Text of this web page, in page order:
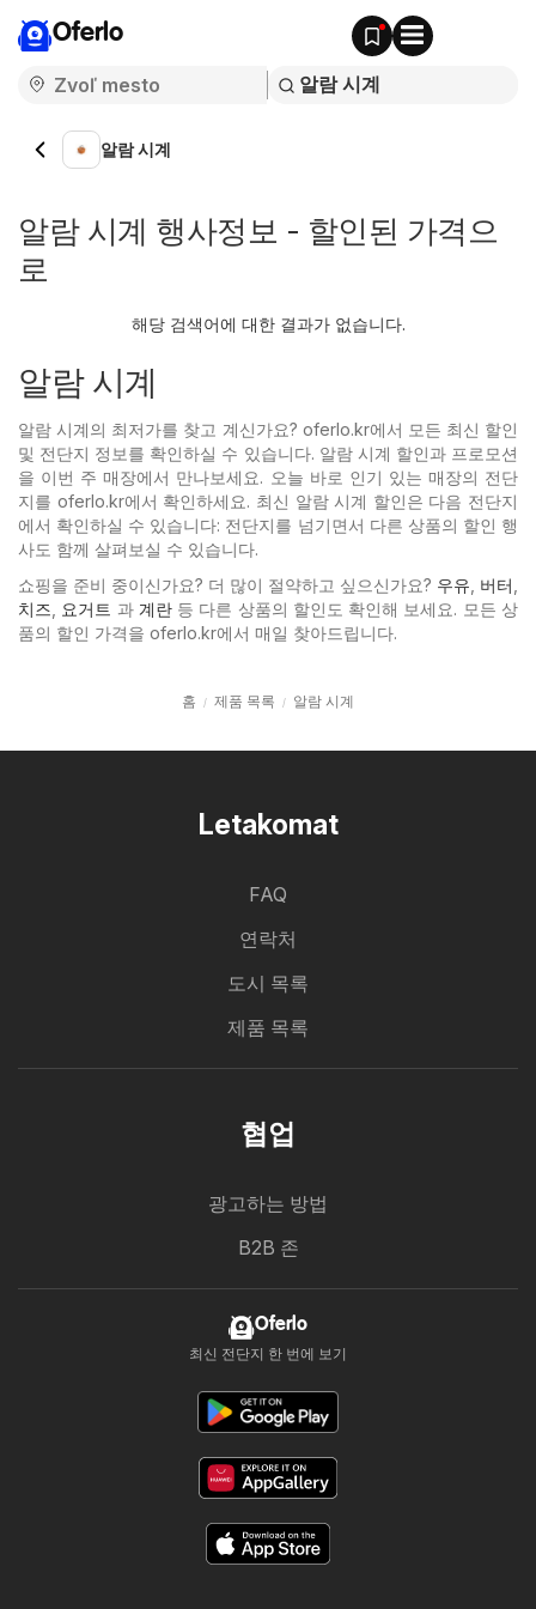
Oferlo
알람 시계
알람 시계 행사정보 - 할인된 가격으
로
해당 검색어에 대한 결과가 없습니다.
알람 시계
알람 시계의 최저가를 찾고 계신가요? oferlo.kr에서 모든 최신 할인
및 전단지 정보를 확인하실 수 있습니다. 알람 시계 할인과 프로모션
을 이번 주 매장에서 만나보세요. 오늘 바로 인기 있는 매장의 전단
지를 oferlo.kr에서 확인하세요. 최신 알람 시계 할인은 다음 전단지
에서 확인하실 수 있습니다: 전단지를 넘기면서 다른 상품의 할인 행
사도 함께 살펴보실 수 있습니다.
쇼핑을 준비 중이신가요? 더 많이 절약하고 싶으신가요? 우유 버터
치즈
요거트 과 계란등 다른 상품의 할인도 확인해 보세요. 모든 상
품의 할인 가격을 oferlo.kr에서 매일 찾아드립니다.
홈 제품 목록 알람 시계
Letakomat
FAQ
연락처
도시 목록
제품 목록
협업
광고하는 방법
B2B 존
Oferlo
최신 전단지 한 번에 보기